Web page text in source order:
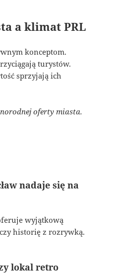
a klimat PRL
konceptom.
turystów.
sprzyjają ich
oferty miasta.
nadaje się na
wyjątkową
historię z rozrywką.
lokal retro